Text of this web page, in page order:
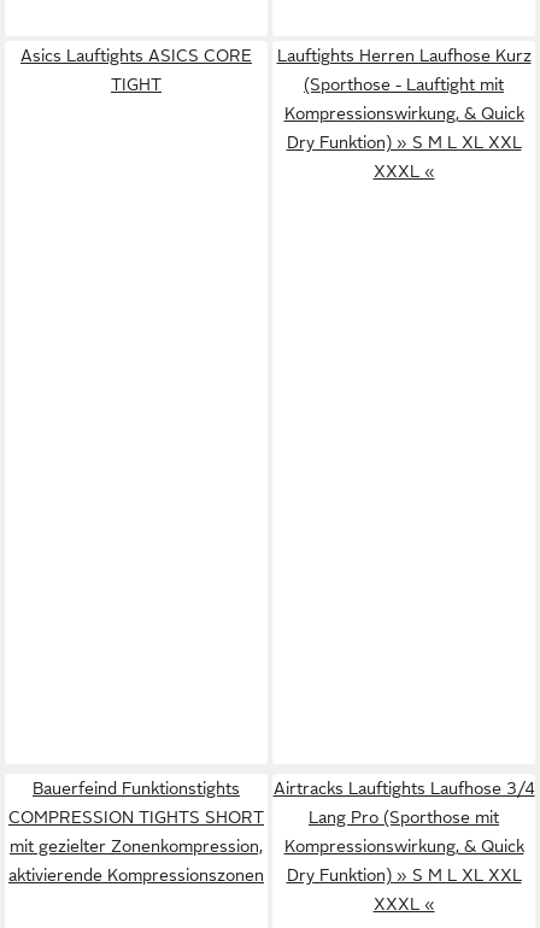
Asics Lauftights ASICS CORE
TIGHT
Lauftights Herren Laufhose Kurz
(Sporthose - Lauftight mit
Kompressionswirkung, & Quick
Dry Funktion) » S M L XL XXL
XXXL «
Bauerfeind Funktionstights
COMPRESSION TIGHTS SHORT
mit gezielter Zonenkompression,
aktivierende Kompressionszonen
Airtracks Lauftights Laufhose 3/4
Lang Pro (Sporthose mit
Kompressionswirkung, & Quick
Dry Funktion) » S M L XL XXL
XXXL «